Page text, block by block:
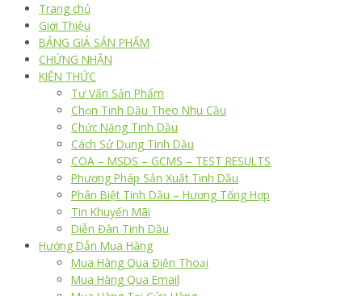
Trang chủ
Giới Thiệu
BẢNG GIÁ SẢN PHẨM
CHỨNG NHẬN
KIẾN THỨC
Tư Vấn Sản Phẩm
Chọn Tinh Dầu Theo Nhu Cầu
Chức Năng Tinh Dầu
Cách Sử Dụng Tinh Dầu
COA – MSDS – GCMS – TEST RESULTS
Phương Pháp Sản Xuất Tinh Dầu
Phân Biệt Tinh Dầu – Hương Tổng Hợp
Tin Khuyến Mãi
Diễn Đàn Tinh Dầu
Hướng Dẫn Mua Hàng
Mua Hàng Qua Điện Thoại
Mua Hàng Qua Email